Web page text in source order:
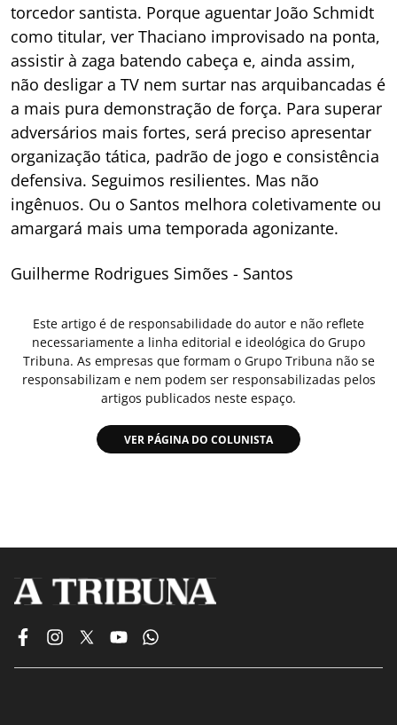
torcedor santista. Porque aguentar João Schmidt
como titular, ver Thaciano improvisado na ponta,
assistir à zaga batendo cabeça e, ainda assim,
não desligar a TV nem surtar nas arquibancadas é
a mais pura demonstração de força. Para superar
adversários mais fortes, será preciso apresentar
organização tática, padrão de jogo e consistência
defensiva. Seguimos resilientes. Mas não
ingênuos. Ou o Santos melhora coletivamente ou
amargará mais uma temporada agonizante.
Guilherme Rodrigues Simões - Santos
Este artigo é de responsabilidade do autor e não reflete
necessariamente a linha editorial e ideológica do Grupo
Tribuna. As empresas que formam o Grupo Tribuna não se
responsabilizam e nem podem ser responsabilizadas pelos
artigos publicados neste espaço.
VER PÁGINA DO COLUNISTA